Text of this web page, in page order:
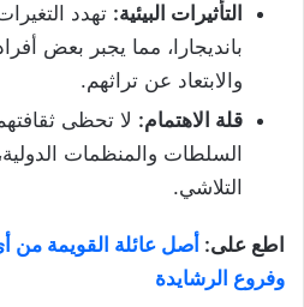
التأثيرات البيئية: تهدد
بانديجارا، مما يجبر بعض
والابتعاد عن تراثهم.
قلة الاهتمام: لا تحظى
السلطات والمنظمات
التلاشي.
اطع على: أصل عائلة القويمة من
وفروع الرشايدة